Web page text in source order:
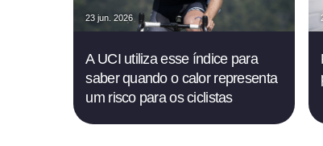
23 jun. 2026
A UCI utiliza esse índice para
saber quando o calor representa
um risco para os ciclistas